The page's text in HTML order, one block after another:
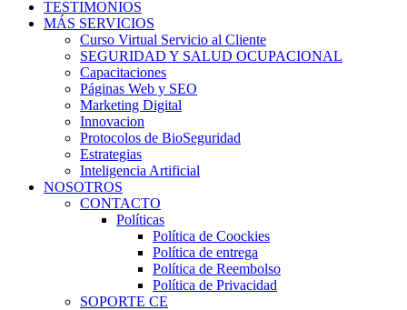
TESTIMONIOS
MÁS SERVICIOS
Curso Virtual Servicio al Cliente
SEGURIDAD Y SALUD OCUPACIONAL
Capacitaciones
Páginas Web y SEO
Marketing Digital
Innovacion
Protocolos de BioSeguridad
Estrategias
Inteligencia Artificial
NOSOTROS
CONTACTO
Políticas
Política de Coockies
Política de entrega
Política de Reembolso
Política de Privacidad
SOPORTE CE